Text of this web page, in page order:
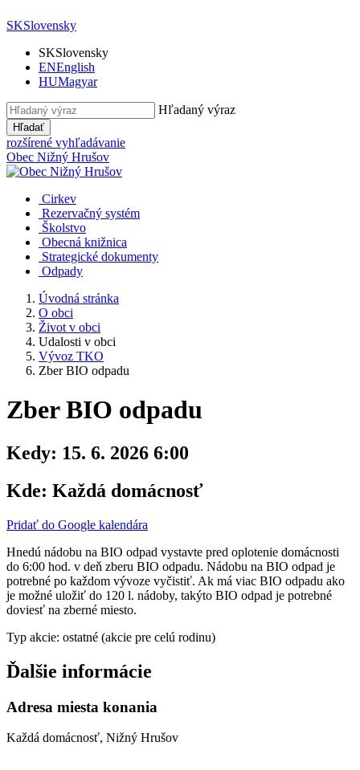
SKSlovensky
SKSlovensky
ENEnglish
HUMagyar
Hľadaný výraz
Hľadať
rozšírené vyhľadávanie
Obec Nižný Hrušov
Cirkev
Rezervačný systém
Školstvo
Obecná knižnica
Strategické dokumenty
Odpady
Úvodná stránka
O obci
Život v obci
Udalosti v obci
Vývoz TKO
Zber BIO odpadu
Zber BIO odpadu
Kedy: 15. 6. 2026 6:00
Kde: Každá domácnosť
Pridať do Google kalendára
Hnedú nádobu na BIO odpad vystavte pred oplotenie domácnosti
do 6:00 hod. v deň zberu BIO odpadu. Nádobu na BIO odpad je
potrebné po každom vývoze vyčistiť. Ak má viac BIO odpadu ako
je možné uložiť do 120 l. nádoby, takýto BIO odpad je potrebné
doviesť na zberné miesto.
Typ akcie: ostatné (akcie pre celú rodinu)
Ďalšie informácie
Adresa miesta konania
Každá domácnosť, Nižný Hrušov